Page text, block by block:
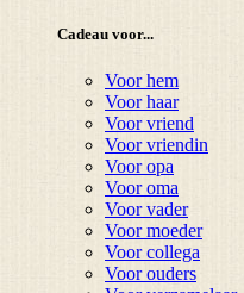
Cadeau voor...
Voor hem
Voor haar
Voor vriend
Voor vriendin
Voor opa
Voor oma
Voor vader
Voor moeder
Voor collega
Voor ouders